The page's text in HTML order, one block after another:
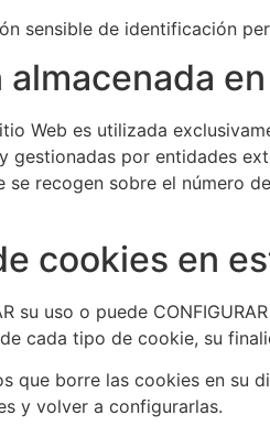
sensible de identificación
Web es utilizada
por entidades
recogen sobre el número
cookies en
su uso o puede
cada tipo de cookie, su
que borre las cookies en su
y volver a configurarlas.